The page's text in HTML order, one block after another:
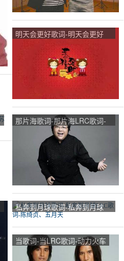
明天会更好歌词-明天会更好
LRC歌词-群星
那片海歌词-那片海LRC歌词-
私奔到月球歌词-私奔到月球
LRC歌词-陈绮贞、五月天
当歌词-当LRC歌词-动力火车